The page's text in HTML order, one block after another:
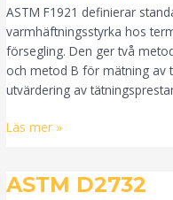
ASTM F1921 definierar
varmhäftningsstyrka hos
försegling. Den ger två
och metod B för mätning av
utvärdering av
Läs mer »
ASTM D2732
ASTM